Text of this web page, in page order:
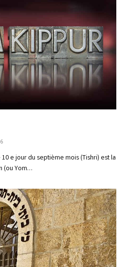
e jour du septième mois (Tishri) est la
(ou Yom…